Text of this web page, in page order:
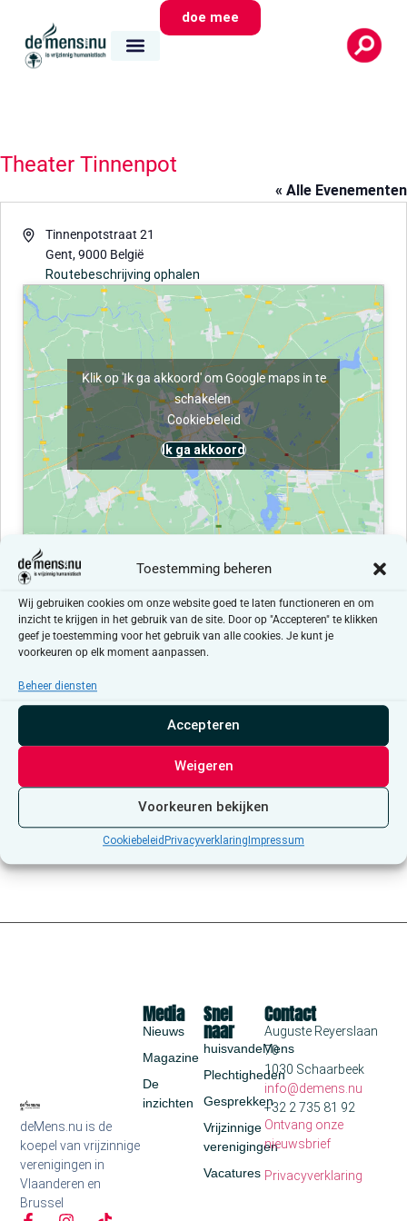
Toestemming beheren
Wij gebruiken cookies om onze website goed te laten functioneren en om
inzicht te krijgen in het gebruik van de site. Door op "Accepteren" te klikken
geef je toestemming voor het gebruik van alle cookies. Je kunt je
voorkeuren op elk moment aanpassen.
Beheer diensten
Accepteren
Weigeren
Voorkeuren bekijken
Cookiebeleid Privacyverklaring Impressum
doe mee
Theater Tinnenpot
« Alle Evenementen
AdresTinnenpotstraat 21
Gent,9000 België
Routebeschrijving ophalen
Klik op 'Ik ga akkoord' om Google maps in te
schakelen
Cookiebeleid
Ik ga akkoord
Evenementen at this locatie
BerichtEr zijn geen resultaten gevonden.
Aankomende
Selecteer
datum.
Abonneer op kalender
deMens.nu is de
koepel van vrijzinnige
verenigingen in
Vlaanderen en
Brussel
Snel
naar
huisvandeMens
Plechtigheden
Gesprekken
Vrijzinnige
verenigingen
Vacatures
Media
Nieuws
Magazine
De
inzichten
Contact
Auguste Reyerslaan
70
1030 Schaarbeek
info@demens.nu
+32 2 735 81 92
Ontvang onze
nieuwsbrief
Privacyverklaring